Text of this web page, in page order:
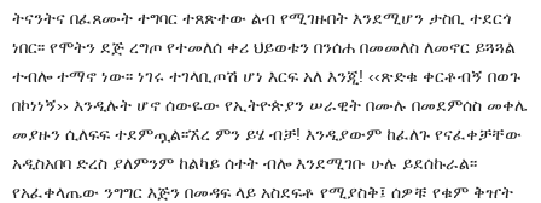
ትናንትና በፈጸሙት ተግባር ተጸጽተው ልብ የሚገዙበት እንደሚሆን ታስቢ ተደርጎ
ነበር፡፡ የሞትን ደጅ ረግጦ የተመለሰ ቀሪ ህይወቱን በንሰሐ በመመለስ ለመኖር ይጓጓል
ተብሎ ተማኖ ነው፡፡ ነገሩ ተገላቢጦሽ ሆነ እርፍ አለ እንጂ! ‹‹ጽድቁ ቀርቶብኝ በወጉ
በኮነነኝ›› እንዲሉት ሆኖ ሰውዬው የኢትዮጵያን ሠራዊት በሙሉ በመደምሰስ መቀሌ
መያዙን ሲለፍፍ ተደምጧል፡፡ኧረ ምን ይሄ ብቻ! እንዲያውም ከፈለጉ የናፈቀቻቸው
አዲስአበባ ድረስ ያለምንም ከልካይ ሰተት ብሎ እንደሚገቡ ሁሉ ይደሰኩራል፡፡
የአፈቀላጤው ንግግር እጅን በመዳፍ ላይ አስደፍቶ የሚያስቅ፤ ሰዎቹ የቁም ቅዠት